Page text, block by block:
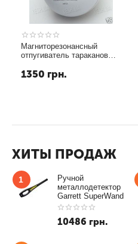
Магниторезонансный
отпугиватель тараканов
120)
1350 грн.
ХИТЫ ПРОДАЖ
1
Ручной
металлодетектор
Garrett SuperWand
10486 грн.